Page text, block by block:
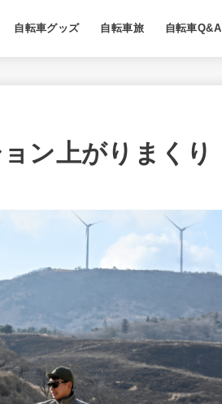
自転車グッズ 自転車旅 自転車Q&A
ン上がりまくり